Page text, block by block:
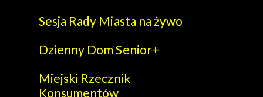
Sesja Rady Miasta na żywo
Dzienny Dom Senior+
Miejski Rzecznik
Konsumentów